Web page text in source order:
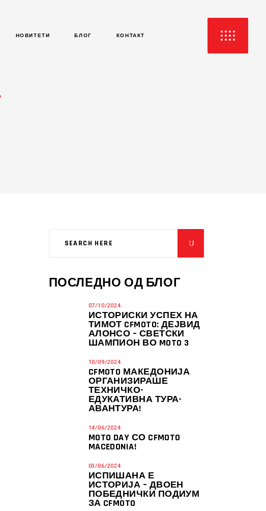
НОВИТЕТИ БЛОГ КОНТАКТ
ПОСЛЕДНО ОД БЛОГ
07/10/2024
ИСТОРИСКИ УСПЕХ НА
ТИМОТ CFMOTO: ДЕЈВИД
АЛОНСО – СВЕТСКИ
ШАМПИОН ВО MOTO 3
10/09/2024
CFMOTO МАКЕДОНИЈА
ОРГАНИЗИРАШЕ
ТЕХНИЧКО-
ЕДУКАТИВНА ТУРА-
АВАНТУРА!
14/06/2024
MOTO DAY СО CFMOTO
MACEDONIA!
03/06/2024
ИСПИШАНА Е
ИСТОРИЈА – ДВОЕН
ПОБЕДНИЧКИ ПОДИУМ
ЗА CFMOTO